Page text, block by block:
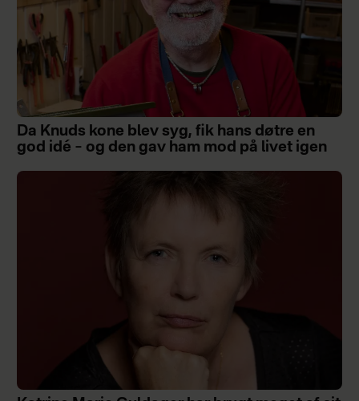
Da Knuds kone blev syg, fik hans døtre en
god idé – og den gav ham mod på livet igen